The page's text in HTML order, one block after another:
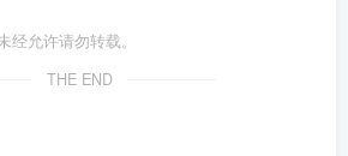
允许请勿转载。
THE END